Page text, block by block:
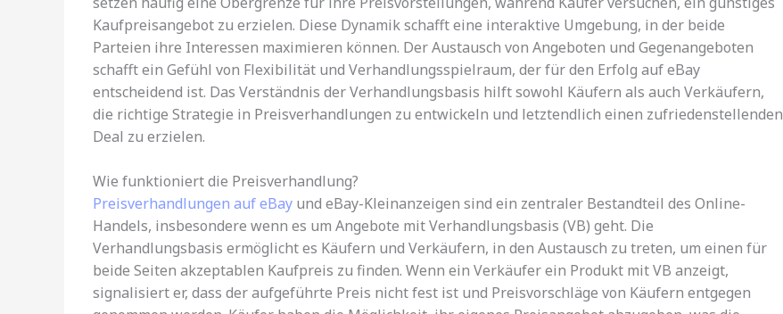
Kaufpreisangebot zu erzielen. Diese Dynamik schafft eine interaktive Umgebung, in der beide
Parteien ihre Interessen maximieren können. Der Austausch von Angeboten und Gegenangeboten
schafft ein Gefühl von Flexibilität und Verhandlungsspielraum, der für den Erfolg auf eBay
entscheidend ist. Das Verständnis der Verhandlungsbasis hilft sowohl Käufern als auch Verkäufern,
die richtige Strategie in Preisverhandlungen zu entwickeln und letztendlich einen zufriedenstellenden
Deal zu erzielen.
Wie funktioniert die Preisverhandlung?
Preisverhandlungen auf eBay und eBay-Kleinanzeigen sind ein zentraler Bestandteil des Online-
Handels, insbesondere wenn es um Angebote mit Verhandlungsbasis (VB) geht. Die
Verhandlungsbasis ermöglicht es Käufern und Verkäufern, in den Austausch zu treten, um einen für
beide Seiten akzeptablen Kaufpreis zu finden. Wenn ein Verkäufer ein Produkt mit VB anzeigt,
signalisiert er, dass der aufgeführte Preis nicht fest ist und Preisvorschläge von Käufern entgegen